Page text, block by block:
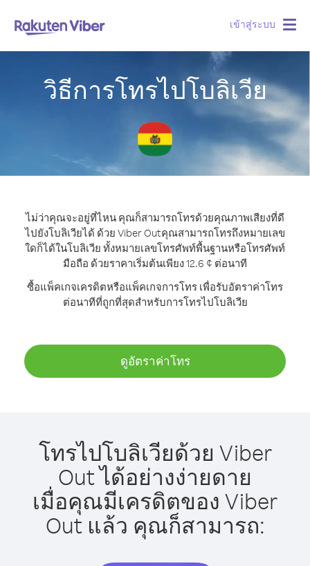
เข้าสู่ระบบ
วิธีการโทรไปโบลิเวีย
ไม่ว่าคุณจะอยู่ที่ไหน คุณก็สามารถโทรด้วยคุณภาพเสียงที่ดี
ไปยังโบลิเวียได้ ด้วย Viber Outคุณสามารถโทรถึงหมายเลข
ใดก็ได้ในโบลิเวีย ทั้งหมายเลขโทรศัพท์พื้นฐานหรือโทรศัพท์
มือถือ ด้วยราคาเริ่มต้นเพียง 12.6 ¢ ต่อนาที
ซื้อแพ็คเกจเครดิตหรือแพ็คเกจการโทร เพื่อรับอัตราค่าโทร
ต่อนาทีที่ถูกที่สุดสำหรับการโทรไปโบลิเวีย
ดูอัตราค่าโทร
โทรไปโบลิเวียด้วย Viber
Out ได้อย่างง่ายดาย
เมื่อคุณมีเครดิตของ Viber
Out แล้ว คุณก็สามารถ: